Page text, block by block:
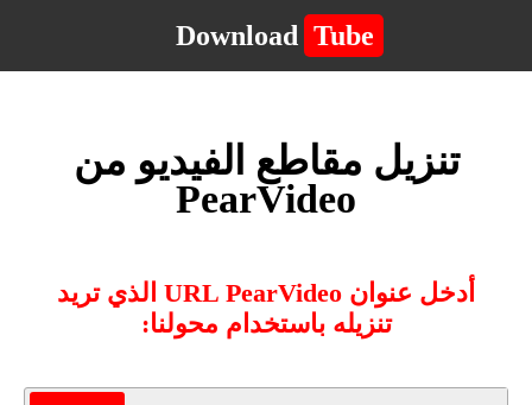
Download Tube
تنزيل مقاطع الفيديو من
PearVideo
أدخل عنوان URL PearVideo الذي تريد
تنزيله باستخدام محولنا: